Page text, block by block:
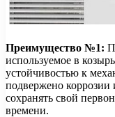
Преимущество №1:
используемое в
устойчивостью к
подвержено коррозии
сохранять свой
времени.